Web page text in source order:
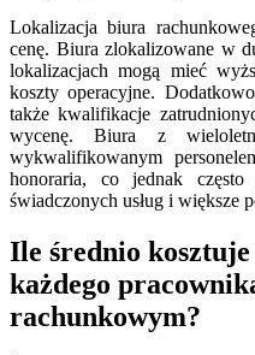
Lokalizacja biura
cenę. Biura zlokalizowane w
lokalizacjach mogą mieć
koszty operacyjne.
także kwalifikacje
wycenę. Biura z
wykwalifikowanym
honoraria, co jednak
świadczonych usług i większe
Ile średnio kosztuje
każdego
rachunkowym?